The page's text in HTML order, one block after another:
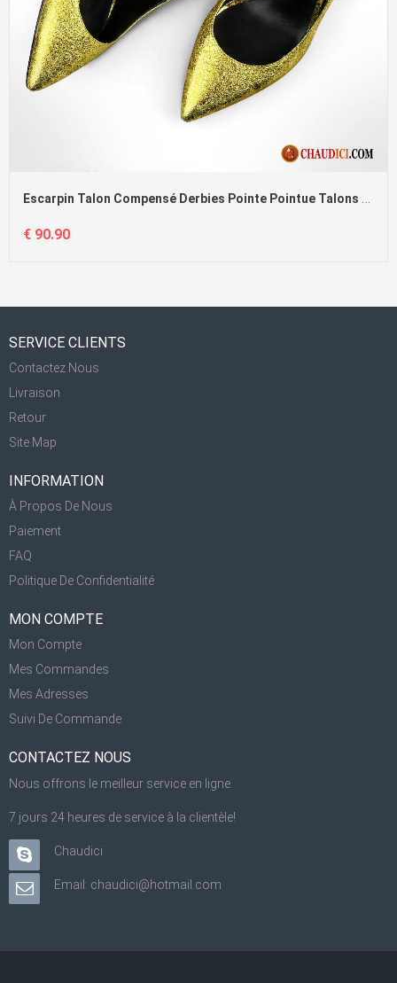
Escarpin Talon Compensé Derbies Pointe Pointue Talons Hauts Femme Escarpins Pas Cher
€ 90.90
SERVICE CLIENTS
Contactez Nous
Livraison
Retour
Site Map
INFORMATION
À Propos De Nous
Paiement
FAQ
Politique De Confidentialité
MON COMPTE
Mon Compte
Mes Commandes
Mes Adresses
Suivi De Commande
CONTACTEZ NOUS
Nous offrons le meilleur service en ligne.
7 jours 24 heures de service à la clientèle!
Chaudici
Email: chaudici@hotmail.com